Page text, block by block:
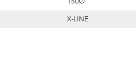
X-LINE